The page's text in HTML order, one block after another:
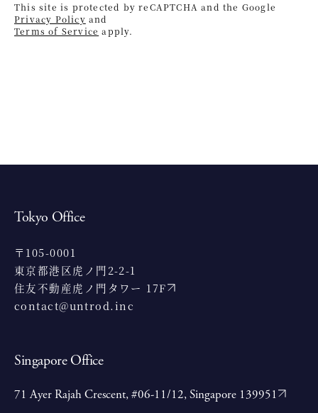
This site is protected by reCAPTCHA and the Google
Privacy Policy and
Terms of Service apply.
Tokyo Office
〒105-0001
東京都港区虎ノ門2-2-1
住友不動産虎ノ門タワー 17F
contact@untrod.inc
Singapore Office
71 Ayer Rajah Crescent, #06-11/12, Singapore 139951